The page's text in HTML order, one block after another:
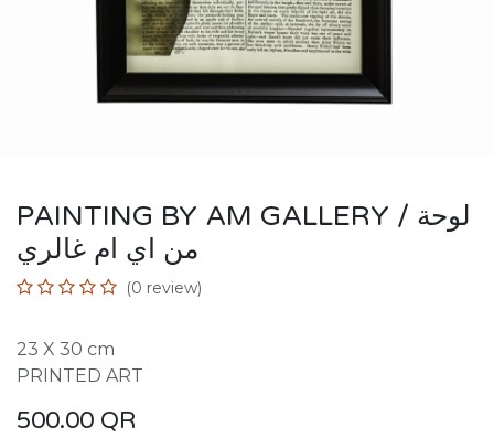
PAINTING BY AM GALLERY / لوحة
من اي ام غالري
(0 review)
23 X 30 cm
PRINTED ART
500.00 QR